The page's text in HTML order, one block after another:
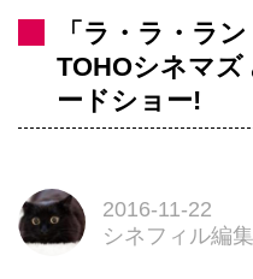
「ラ・ラ・ラ
TOHOシネマズ
ードショー!
2016-11-22
シネフィル編